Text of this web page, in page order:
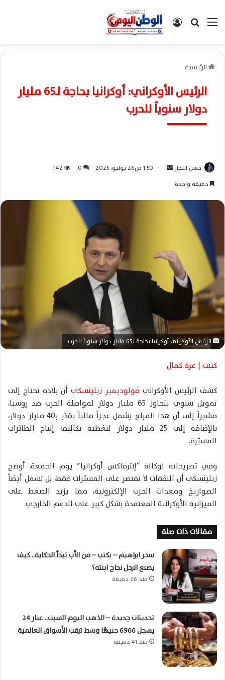
القائمةبحث عن تسجيل الدخول
الرئيسية
الرئيس الأوكراني: أوكرانيا بحاجة لـ65 مليار
دولار سنوياً للحرب
حسن النجار
د
ل
ر
و
ن
1:50 ص26 يوليو، 2025 0
142
دقيقة واحدة
الرئيس الأوكراني أوكرانيا بحاجة لـ65 مليار دولار سنوياً للحرب
كتبت | عزة كمال
كشف الرئيس الأوكراني فولوديمير زيلينسكي أن بلاده تحتاج إلى
تمويل سنوي يتجاوز 65 مليار دولار لمواصلة الحرب ضد روسيا،
مشيراً إلى أن هذا المبلغ يشمل عجزاً مالياً يقدَّر بـ40 مليار دولار،
بالإضافة إلى 25 مليار دولار لتغطية تكاليف إنتاج الطائرات
المسيّرة.
وفي تصريحاته لوكالة “إنترفاكس أوكرانيا” يوم الجمعة، أوضح
زيلينسكي أن النفقات لا تقتصر على المسيّرات فقط، بل تشمل أيضاً
الصواريخ ومعدات الحرب الإلكترونية، مما يزيد الضغط على
الميزانية الأوكرانية المعتمدة بشكل كبير على الدعم الخارجي.
مقالات ذات صلة
سحر ابراهيم – تكتب – من الأب تبدأ الحكاية.. كيف
يصنع الرجل نجاح ابنته؟
منذ 26 دقيقة
تحديثات جديدة – الذهب اليوم السبت.. عيار 24
يسجل 6966 جنيهًا وسط ترقب الأسواق العالمية
منذ 41 دقيقة